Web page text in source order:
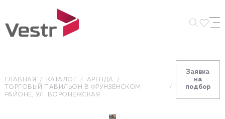
Искать
ГЛАВНАЯ КАТАЛОГ
АРЕНДА
ТОРГОВЫЙ ПАВИЛЬОН В ФРУНЗЕНСКОМ
РАЙОНЕ, УЛ. ВОРОНЕЖСКАЯ
Заявка
на
подбор